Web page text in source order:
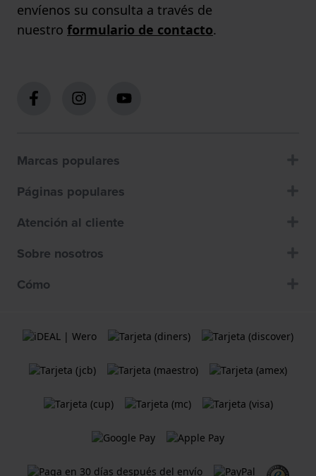
envíenos su consulta a través de
nuestro formulario de contacto.
Marcas populares
Páginas populares
Atención al cliente
Sobre nosotros
Cómo